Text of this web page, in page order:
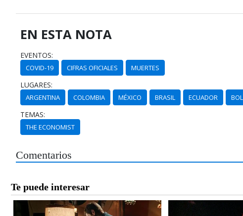
EN ESTA NOTA
EVENTOS:
COVID-19 CIFRAS OFICIALES MUERTES
LUGARES:
ARGENTINA COLOMBIA MÉXICO BRASIL ECUADOR
TEMAS:
THE ECONOMIST
Comentarios